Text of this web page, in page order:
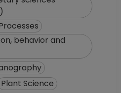
behavior and
Plant Science